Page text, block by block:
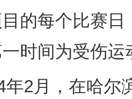
的每个比赛
时间为受伤
月，在哈尔